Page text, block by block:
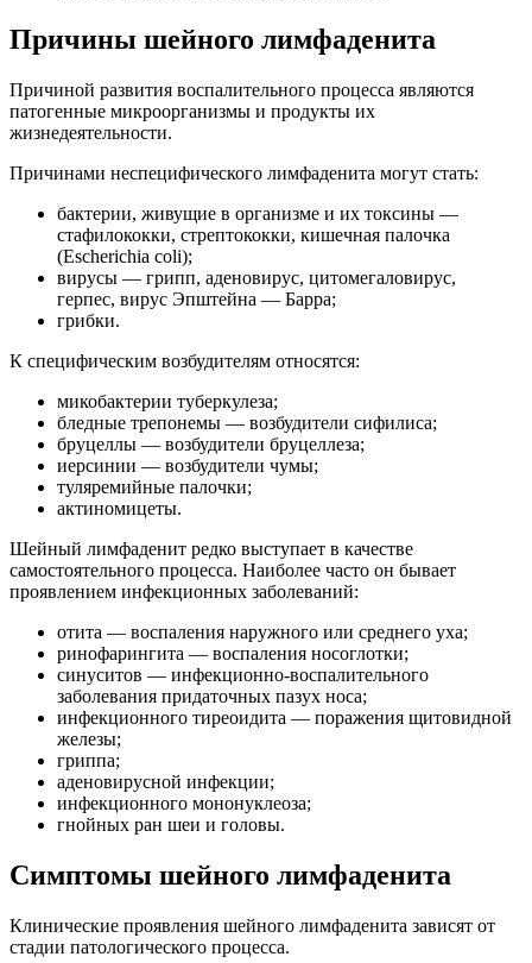
Причины шейного лимфаденита
Причиной развития воспалительного процесса являются
патогенные микроорганизмы и продукты их
жизнедеятельности.
Причинами неспецифического лимфаденита могут стать:
бактерии, живущие в организме и их токсины —
стафилококки, стрептококки, кишечная палочка
(Escherichia coli);
вирусы — грипп, аденовирус, цитомегаловирус,
герпес, вирус Эпштейна — Барра;
грибки.
К специфическим возбудителям относятся:
микобактерии туберкулеза;
бледные трепонемы — возбудители сифилиса;
бруцеллы — возбудители бруцеллеза;
иерсинии — возбудители чумы;
туляремийные палочки;
актиномицеты.
Шейный лимфаденит редко выступает в качестве
самостоятельного процесса. Наиболее часто он бывает
проявлением инфекционных заболеваний:
отита — воспаления наружного или среднего уха;
ринофарингита — воспаления носоглотки;
синуситов — инфекционно-воспалительного
заболевания придаточных пазух носа;
инфекционного тиреоидита — поражения щитовидной
железы;
гриппа;
аденовирусной инфекции;
инфекционного мононуклеоза;
гнойных ран шеи и головы.
Симптомы шейного лимфаденита
Клинические проявления шейного лимфаденита зависят от
стадии патологического процесса.